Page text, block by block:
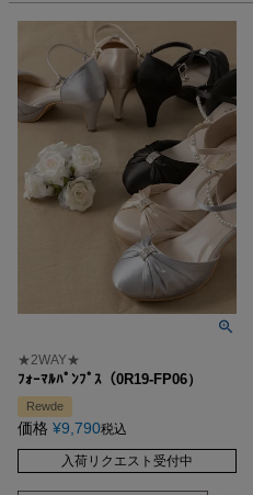
★2WAY★
ﾌｫｰﾏﾙﾊﾟﾝﾌﾟｽ（0R19-FP06）
Rewde
価格 ¥9,790税込
入荷リクエスト受付中